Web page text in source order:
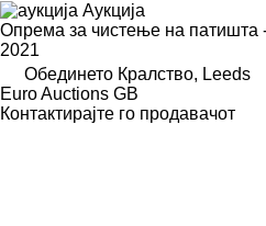
Аукција
Опрема за чистење на патишта
2021
Обединето Кралство, Leeds
Euro Auctions GB
Контактирајте го продавачот